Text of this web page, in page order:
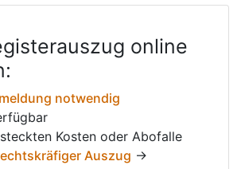
online
notwendig
Kosten oder Abofalle
Auszug →